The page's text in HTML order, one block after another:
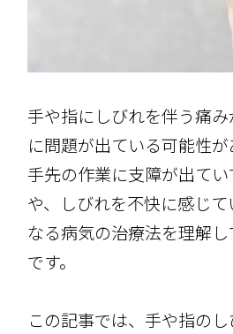
手や指にしびれを伴う痛
に問題が出ている可能性が
手先の作業に支障が出て
や、しびれを不快に感じ
なる病気の治療法を理解
です。
この記事では、手や指の